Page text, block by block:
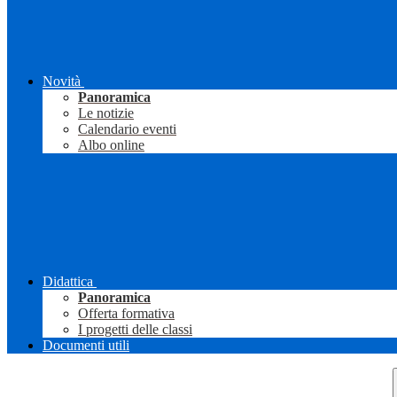
Novità
Panoramica
Le notizie
Calendario eventi
Albo online
Didattica
Panoramica
Offerta formativa
I progetti delle classi
Documenti utili